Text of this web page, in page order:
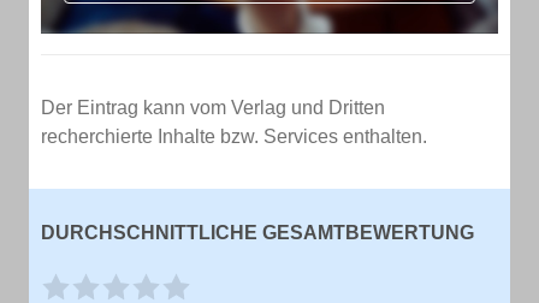
Der Eintrag kann vom Verlag und Dritten
recherchierte Inhalte bzw. Services enthalten.
DURCHSCHNITTLICHE GESAMTBEWERTUNG